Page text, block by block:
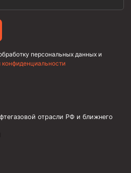
персональных данных и
конфиденциальности
отрасли РФ и ближнего